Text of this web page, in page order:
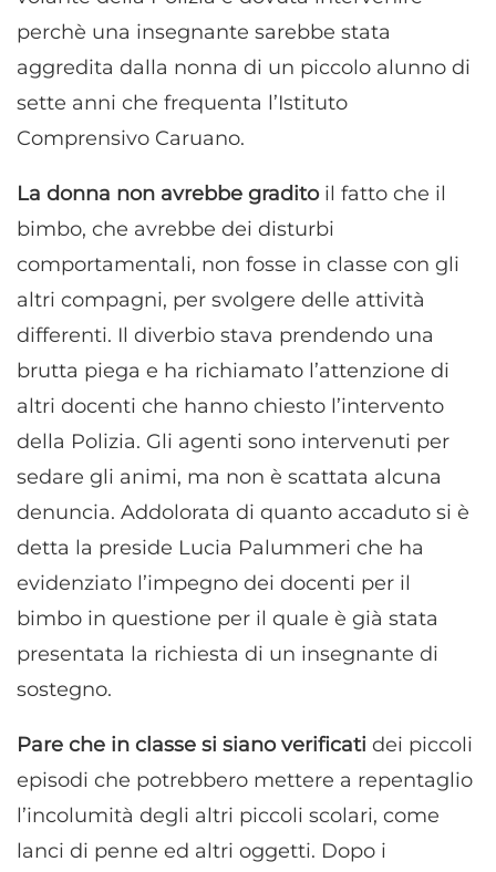
perchè una insegnante sarebbe stata
aggredita dalla nonna di un piccolo alunno di
sette anni che frequenta l’Istituto
Comprensivo Caruano.
La donna non avrebbe gradito il fatto che il
bimbo, che avrebbe dei disturbi
comportamentali, non fosse in classe con gli
altri compagni, per svolgere delle attività
differenti. Il diverbio stava prendendo una
brutta piega e ha richiamato l’attenzione di
altri docenti che hanno chiesto l’intervento
della Polizia. Gli agenti sono intervenuti per
sedare gli animi, ma non è scattata alcuna
denuncia. Addolorata di quanto accaduto si è
detta la preside Lucia Palummeri che ha
evidenziato l’impegno dei docenti per il
bimbo in questione per il quale è già stata
presentata la richiesta di un insegnante di
sostegno.
Pare che in classe si siano verificati dei piccoli
episodi che potrebbero mettere a repentaglio
l’incolumità degli altri piccoli scolari, come
lanci di penne ed altri oggetti. Dopo i